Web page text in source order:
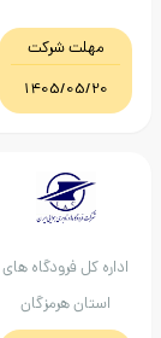
شرکت
1405/
شرایط
نیاز...
فرودگاه های
هرمزگان